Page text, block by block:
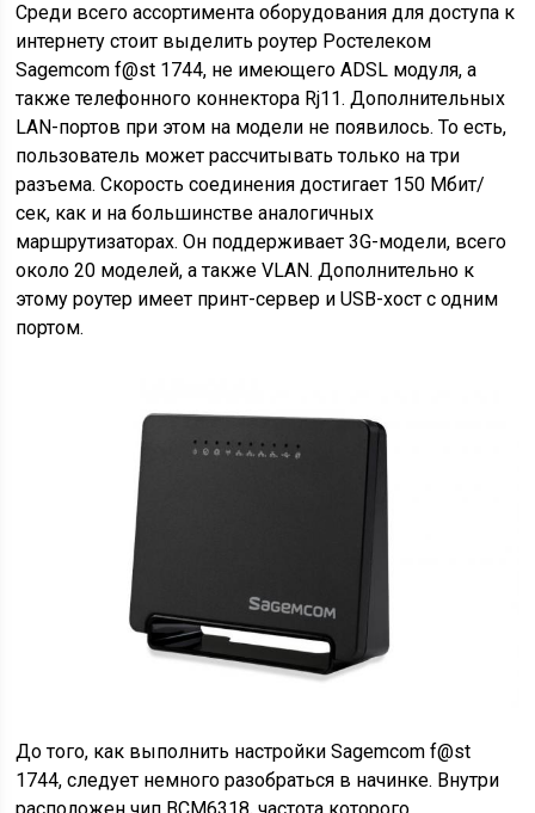
Среди всего ассортимента оборудования для доступа к
интернету стоит выделить роутер Ростелеком
Sagemcom f@st 1744, не имеющего ADSL модуля, а
также телефонного коннектора Rj11. Дополнительных
LAN-портов при этом на модели не появилось. То есть,
пользователь может рассчитывать только на три
разъема. Скорость соединения достигает 150 Мбит/
сек, как и на большинстве аналогичных
маршрутизаторах. Он поддерживает 3G-модели, всего
около 20 моделей, а также VLAN. Дополнительно к
этому роутер имеет принт-сервер и USB-хост с одним
портом.
До того, как выполнить настройки Sagemcom f@st
1744, следует немного разобраться в начинке. Внутри
расположен чип ВСМ6318, частота которого